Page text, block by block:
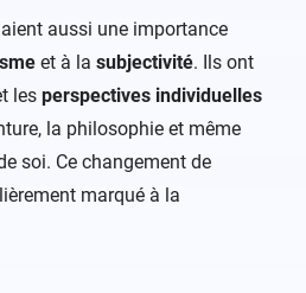
aussi une importance
et à la subjectivité. Ils ont
les perspectives individuelles
la philosophie et même
soi. Ce changement de
marqué à la